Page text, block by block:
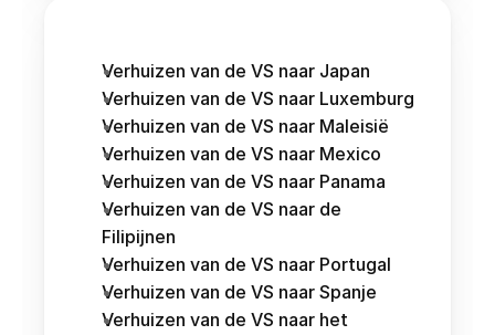
Verhuizen van de VS naar Japan
Verhuizen van de VS naar Luxemburg
Verhuizen van de VS naar Maleisië
Verhuizen van de VS naar Mexico
Verhuizen van de VS naar Panama
Verhuizen van de VS naar de
Filipijnen
Verhuizen van de VS naar Portugal
Verhuizen van de VS naar Spanje
Verhuizen van de VS naar het